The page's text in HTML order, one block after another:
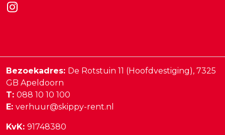
Bezoekadres: De Rotstuin 11 (Hoofdvestiging), 7325
GB Apeldoorn
T: 088 10 10 100
E: verhuur@skippy-rent.nl
KvK: 91748380